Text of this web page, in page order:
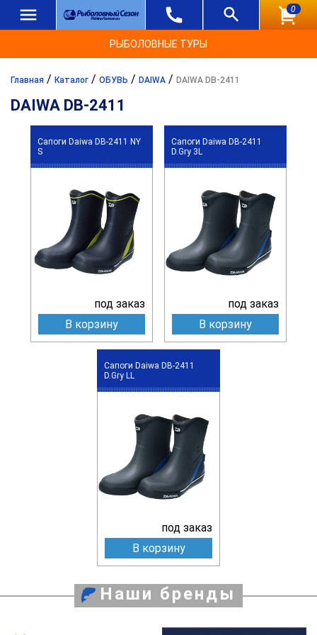
0
РЫБОЛОВНЫЕ ТУРЫ
Главная / Каталог / ОБУВЬ / DAIWA / DAIWA DB-2411
DAIWA DB-2411
Сапоги Daiwa DB-2411 NY
S
под заказ
В корзину
Сапоги Daiwa DB-2411
D.Gry 3L
под заказ
В корзину
Сапоги Daiwa DB-2411
D.Gry LL
под заказ
В корзину
Наши бренды